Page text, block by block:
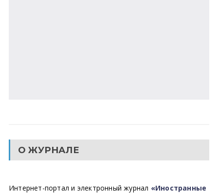
О ЖУРНАЛЕ
Интернет-портал и электронный журнал «Иностранные